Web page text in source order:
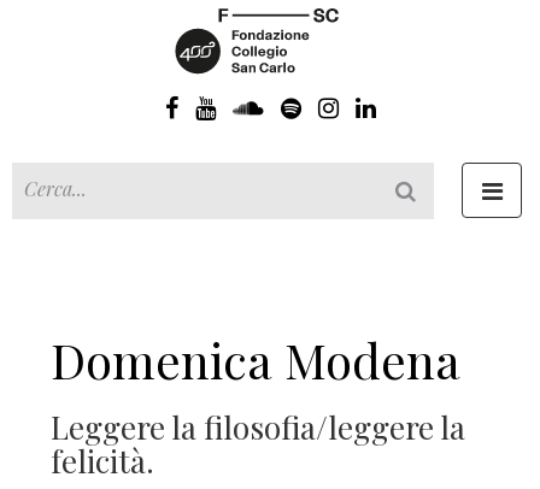
Domenica Modena
Leggere la filosofia/leggere la
felicità.